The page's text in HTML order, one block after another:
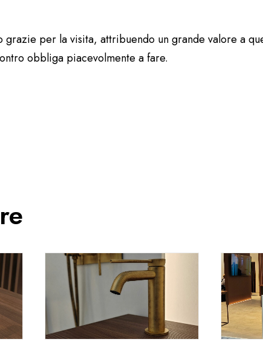
per la visita, attribuendo un grande valore a
obbliga piacevolmente a fare.